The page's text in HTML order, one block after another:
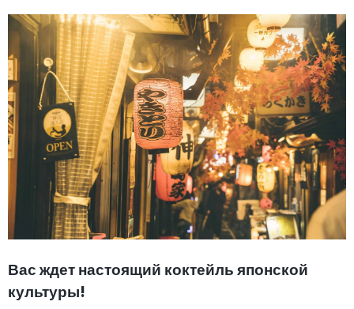
Вас ждет настоящий коктейль японской
культуры!